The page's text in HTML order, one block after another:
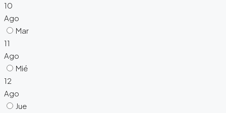
10
Ago
Mar
11
Ago
Mié
12
Ago
Jue